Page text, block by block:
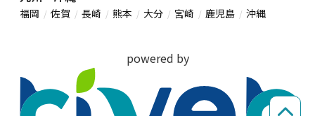
福岡 佐賀 長崎 熊本 大分 宮崎 鹿児島 沖縄
powered by